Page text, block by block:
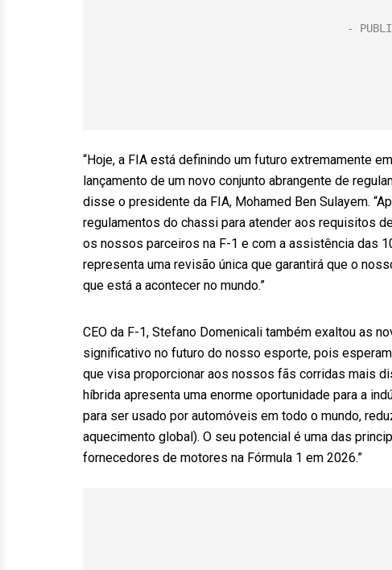
“Hoje, a FIA está definindo um futuro extremamente
lançamento de um novo conjunto abrangente de
disse o presidente da FIA, Mohamed Ben Sulayem.
regulamentos do chassi para atender aos requisitos
os nossos parceiros na F-1 e com a assistência das
representa uma revisão única que garantirá que o
que está a acontecer no mundo.”
CEO da F-1, Stefano Domenicali também exaltou as
significativo no futuro do nosso esporte, pois
que visa proporcionar aos nossos fãs corridas mais
híbrida apresenta uma enorme oportunidade para a
para ser usado por automóveis em todo o mundo,
aquecimento global). O seu potencial é uma das
fornecedores de motores na Fórmula 1 em 2026.”